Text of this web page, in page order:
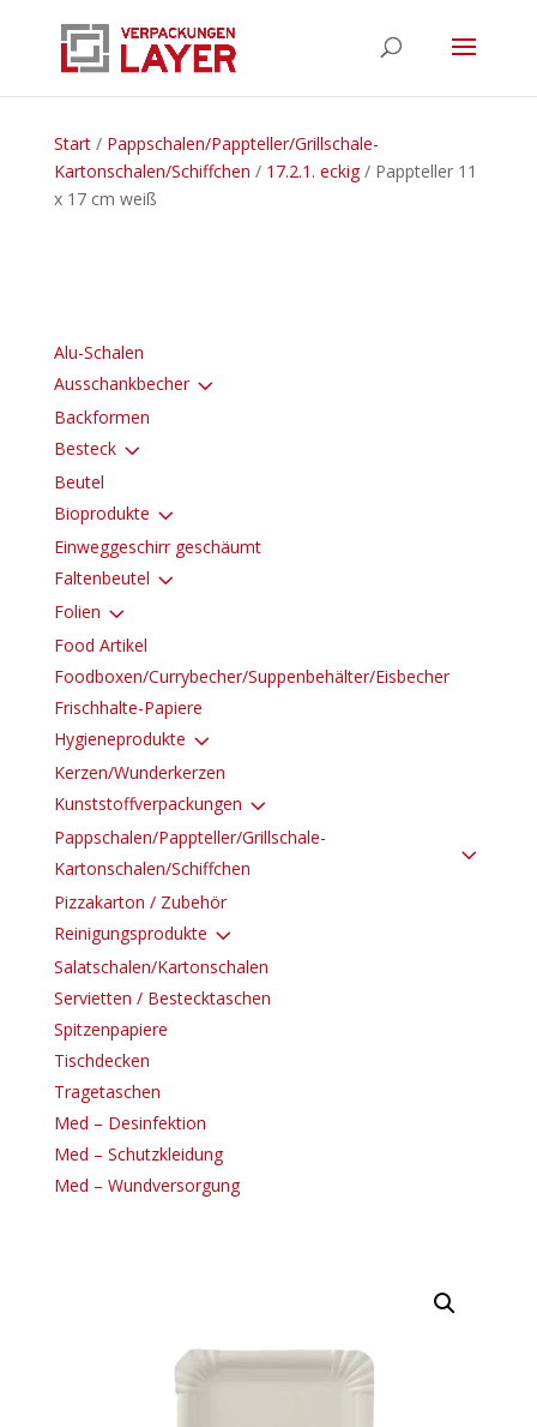
Start/ Pappschalen/Pappteller/Grillschale-
Kartonschalen/Schiffchen / 17.2.1. eckig/ Pappteller 11
x 17 cm weiß
Alu-Schalen
Ausschankbecher3
Backformen
Besteck3
Beutel
Bioprodukte 3
Einweggeschirr geschäumt
Faltenbeutel 3
Folien 3
Food Artikel
Foodboxen/Currybecher/Suppenbehälter/Eisbecher
Frischhalte-Papiere
Hygieneprodukte 3
Kerzen/Wunderkerzen
Kunststoffverpackungen 3
Pappschalen/Pappteller/Grillschale-
Kartonschalen/Schiffchen
3
Pizzakarton / Zubehör
Reinigungsprodukte 3
Salatschalen/Kartonschalen
Servietten / Bestecktaschen
Spitzenpapiere
Tischdecken
Tragetaschen
Med – Desinfektion
Med – Schutzkleidung
Med – Wundversorgung